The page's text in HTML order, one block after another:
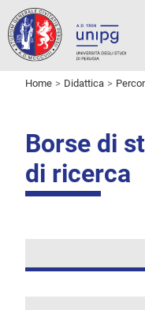
Home Didattica
Borse di
di ricerca